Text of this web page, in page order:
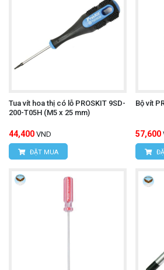
Tua vít hoa thị có lỗ PROSKIT 9SD-
200-T05H (M5 x 25 mm)
44,400 VND
ĐẶT MUA
Bộ vít
57,600